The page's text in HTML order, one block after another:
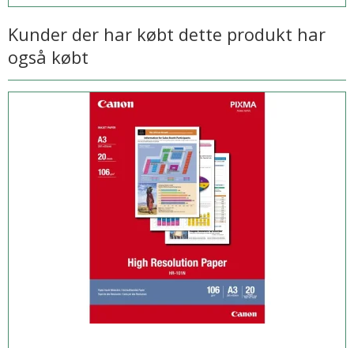
Kunder der har købt dette produkt har
også købt